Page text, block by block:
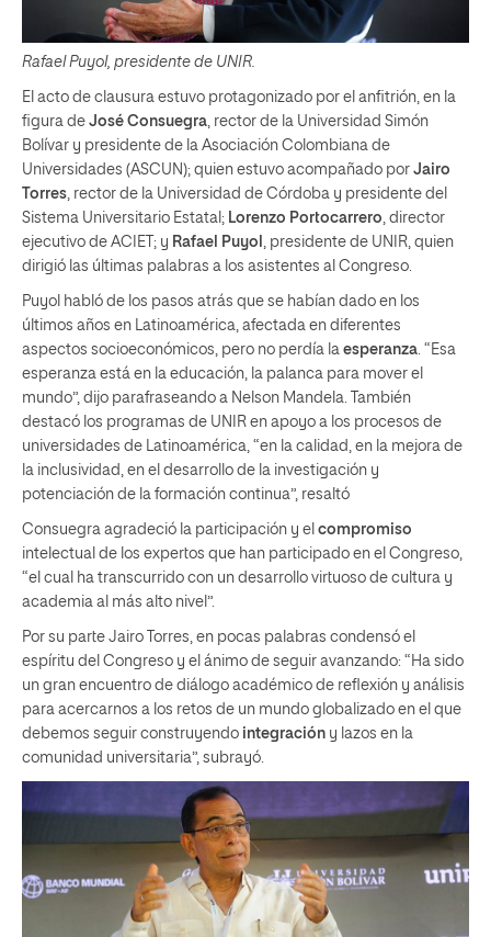
Rafael Puyol, presidente de UNIR.
El acto de clausura estuvo protagonizado por el anfitrión, en la
figura de José Consuegra, rector de la Universidad Simón
Bolívar y presidente de la Asociación Colombiana de
Universidades (ASCUN); quien estuvo acompañado por Jairo
Torres, rector de la Universidad de Córdoba y presidente del
Sistema Universitario Estatal; Lorenzo Portocarrero, director
ejecutivo de ACIET; y Rafael Puyol , presidente de UNIR, quien
dirigió las últimas palabras a los asistentes al Congreso.
Puyol habló de los pasos atrás que se habían dado en los
últimos años en Latinoamérica, afectada en diferentes
aspectos socioeconómicos, pero no perdía la esperanza. “Esa
esperanza está en la educación, la palanca para mover el
mundo”, dijo parafraseando a Nelson Mandela. También
destacó los programas de UNIR en apoyo a los procesos de
universidades de Latinoamérica, “en la calidad, en la mejora de
la inclusividad, en el desarrollo de la investigación y
potenciación de la formación continua”, resaltó
Consuegra agradeció la participación y el compromiso
intelectual de los expertos que han participado en el Congreso,
“el cual ha transcurrido con un desarrollo virtuoso de cultura y
academia al más alto nivel”.
Por su parte Jairo Torres, en pocas palabras condensó el
espíritu del Congreso y el ánimo de seguir avanzando: “Ha sido
un gran encuentro de diálogo académico de reflexión y análisis
para acercarnos a los retos de un mundo globalizado en el que
debemos seguir construyendo integración y lazos en la
comunidad universitaria”, subrayó.